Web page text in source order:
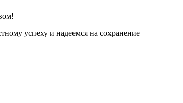
успеху и надеемся на сохранение